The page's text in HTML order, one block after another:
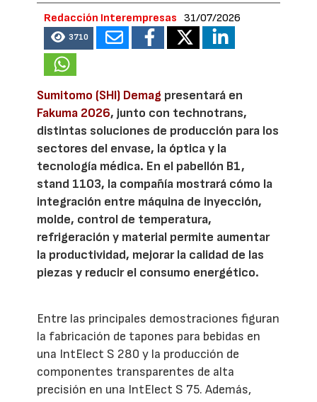
Redacción Interempresas 31/07/2026
3710
Sumitomo (SHI) Demag presentará en
Fakuma 2026, junto con technotrans,
distintas soluciones de producción para los
sectores del envase, la óptica y la
tecnología médica. En el pabellón B1,
stand 1103, la compañía mostrará cómo la
integración entre máquina de inyección,
molde, control de temperatura,
refrigeración y material permite aumentar
la productividad, mejorar la calidad de las
piezas y reducir el consumo energético.
Entre las principales demostraciones figuran
la fabricación de tapones para bebidas en
una IntElect S 280 y la producción de
componentes transparentes de alta
precisión en una IntElect S 75. Además,